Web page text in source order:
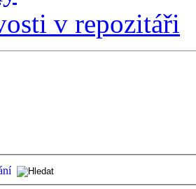
v repozitáři